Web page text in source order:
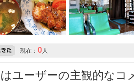
現在： 0 人
ユーザーの主観的なコ